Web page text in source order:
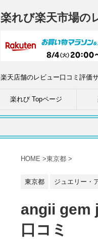
楽れび楽天市場の
楽天店舗のレビュー口コミ評価
楽れび Topページ
HOME >東京都 >
東京都 ジュエリー・
angii gem
口コミ